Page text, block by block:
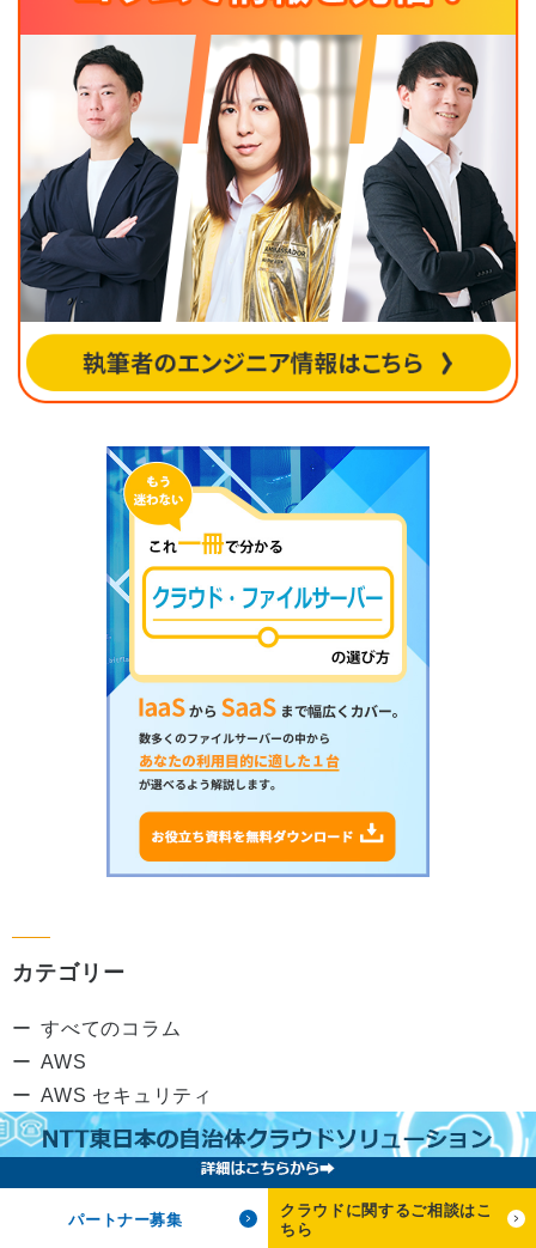
カテゴリー
すべてのコラム
AWS
AWS セキュリティ
AWS ネットワーク
Azure
クラウド移行・構築
パートナー募集
クラウドに関するご相談はこ
ちら